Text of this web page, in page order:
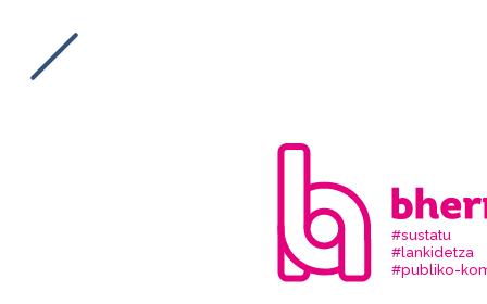
#sustatu
#lankidetza
#publiko-